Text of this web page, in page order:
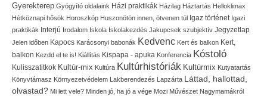
Gyerekterep Gyógyító oldalaink Házi praktikák Házilag Háztartás Helloklimax
Hétköznapi hősök Horoszkóp Huszonötön innen, ötvenen túl Igaz történet Igazi
praktikák Interjú Irodalom Iskola Iskolakezdés Jakupcsek szubjektív Jegyzetlap
Jelen időben Kapocs Karácsonyi babonák Kedvenc Kert és balkon Kert,
balkon Kezdd el te is! Kiállítás Kispapa - apuka Konferencia Kóstoló
Kulisszatitkok Kultúr-mix Kultúra Kultúrhistóriák Kultúrmix Kutyatartás
Könyvtámasz Környezetvédelem Lakberendezés Lapzárta Láttad, hallottad,
olvastad? Mi lett vele? Minden jó, ha jó a vége Mozi Művészet Nagymamákról